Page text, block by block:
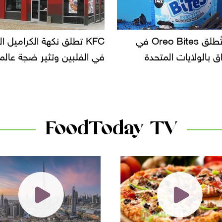
KFC تطلق نكهة الكراميل المملح
في الفلبين وتثير ضجة عالمية
دعوات للتحقيق في
سحب بعض ألبان
FoodToday TV